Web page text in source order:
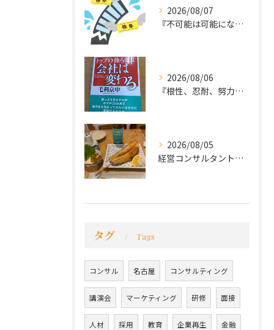
2026/08/07
『不可能は可能になる』
2026/08/06
『根性、忍耐、努力という言葉は死語なのか』
2026/08/05
経営コンサルタントのモーちゃん・毛利京申です。
タグ Tags
コンサル 名古屋 コンサルティング
講演会 マーケティング 研修 面接
人材 採用 教育 企業再生 金融